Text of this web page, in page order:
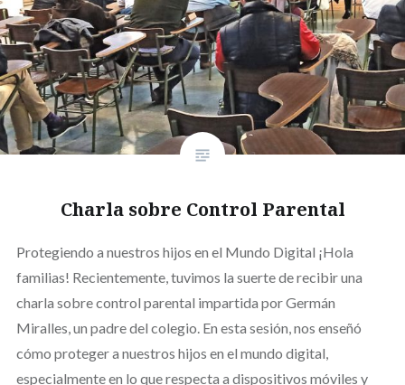
Charla sobre Control Parental
Protegiendo a nuestros hijos en el Mundo Digital ¡Hola
familias! Recientemente, tuvimos la suerte de recibir una
charla sobre control parental impartida por Germán
Miralles, un padre del colegio. En esta sesión, nos enseñó
cómo proteger a nuestros hijos en el mundo digital,
especialmente en lo que respecta a dispositivos móviles y